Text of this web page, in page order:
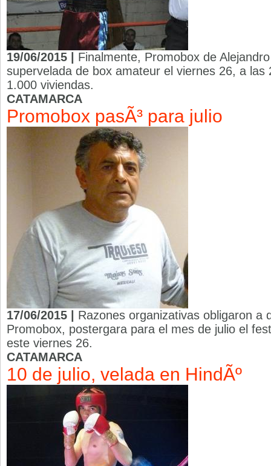
19/06/2015 | Finalmente, Promobox de
supervelada de box amateur el viernes 26, a las
1.000 viviendas.
CATAMARCA
Promobox pasÃ³ para julio
17/06/2015 | Razones organizativas obligaron a
Promobox, postergara para el mes de julio el
este viernes 26.
CATAMARCA
10 de julio, velada en HindÃº